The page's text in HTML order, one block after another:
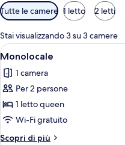
Filtri
disponibili
per
le
camere
Tutte le camere 1 letto 2 letti
Stai visualizzando 3 su 3 camere
Apri
tutte
le
foto
per
Monolocale
25
Monolocale
1 camera
Per 2 persone
1 letto queen
Wi-Fi gratuito
Scopri di più
Altri